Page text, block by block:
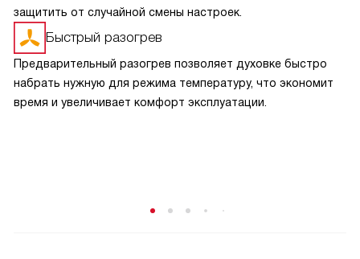
защитить от случайной смены настроек.
Быстрый разогрев
Предварительный разогрев позволяет духовке быстро
набрать нужную для режима температуру, что экономит
время и увеличивает комфорт эксплуатации.